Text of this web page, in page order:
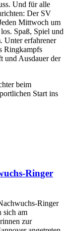
Und für alle
Der SV
Mittwoch um
Spaß, Spiel und
Unter erfahrener
Ringkampfs
und Ausdauer der
beim
Start ins
Ringer
Ringer
sich am
zur